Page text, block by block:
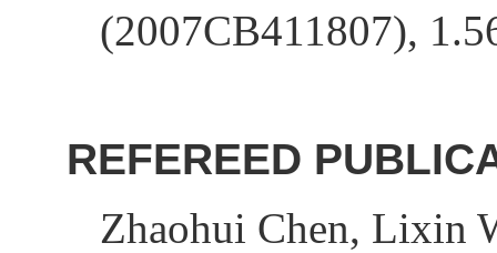
(2007CB411807),
REFEREED
Zhaohui Chen, Lixin